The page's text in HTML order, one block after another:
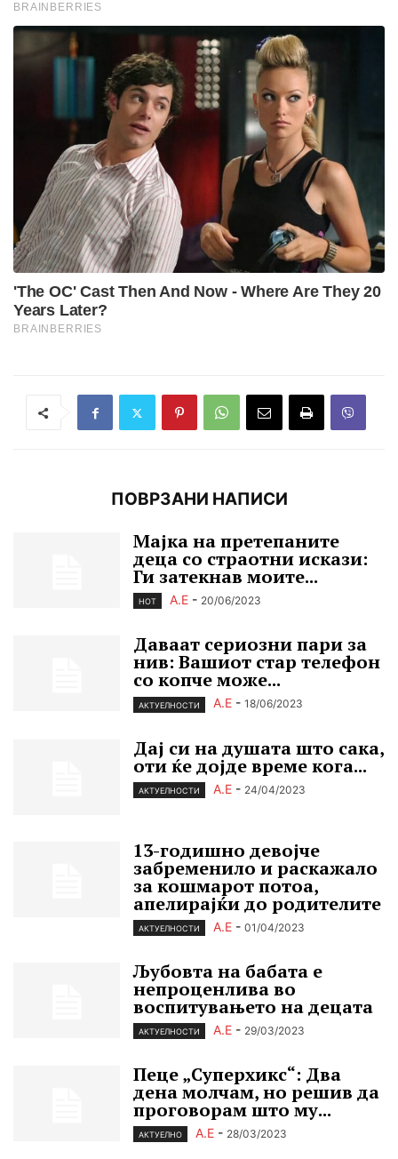
ПОВРЗАНИ НАПИСИ
Мајка на претепаните
деца со страотни искази:
Ги затекнав моите...
HOT А.Е - 20/06/2023
Даваат сериозни пари за
нив: Вашиот стар телефон
со копче може...
АКТУЕЛНОСТИ А.Е - 18/06/2023
Дај си на душата што сака,
оти ќе дојде време кога...
АКТУЕЛНОСТИ А.Е - 24/04/2023
13-годишно девојче
забременило и раскажало
за кошмарот потоа,
апелирајќи до родителите
АКТУЕЛНОСТИ А.Е - 01/04/2023
Љубовта на бабата е
непроценлива во
воспитувањето на децата
АКТУЕЛНОСТИ А.Е - 29/03/2023
Пеце „Cуперхикс“: Два
дена молчам, но решив да
проговорам што му...
АКТУЕЛНО А.Е - 28/03/2023